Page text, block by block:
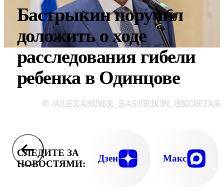
Бастрыкин поручил
доложить о ходе
расследования гибели
ребенка в Одинцове
© /ALEXANDER_BASTRIKIN,
СЛЕДИТЕ ЗА
НОВОСТЯМИ:
Дзен Макс